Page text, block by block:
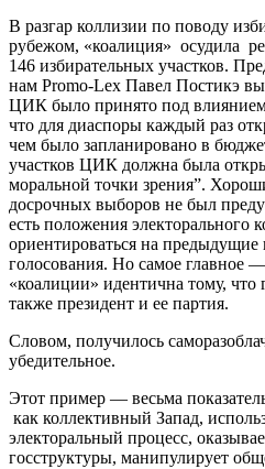
В разгар коллизии по поводу
рубежом, «коалиция» осудила
146 избирательных участков.
нам Promo-Lex Павел Постикэ
ЦИК было принято под
что для диаспоры каждый раз
чем было запланировано в
участков ЦИК должна была
моральной точки зрения”.
досрочных выборов не был
есть положения электорального
ориентироваться на
голосования. Но самое главное
«коалиции» идентична тому,
также президент и ее партия.
Словом, получилось
убедительное.
Этот пример — весьма
как коллективный Запад,
электоральный процесс,
госструктуры, манипулирует